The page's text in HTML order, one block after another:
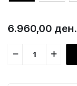
6.960,00 ден.